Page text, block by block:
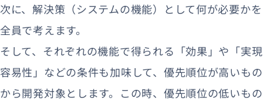
次に、解決策（システムの機能）として何が必要かを
全員で考えます。
そして、それぞれの機能で得られる「効果」や「実現
容易性」などの条件も加味して、優先順位が高いもの
から開発対象とします。この時、優先順位の低いもの